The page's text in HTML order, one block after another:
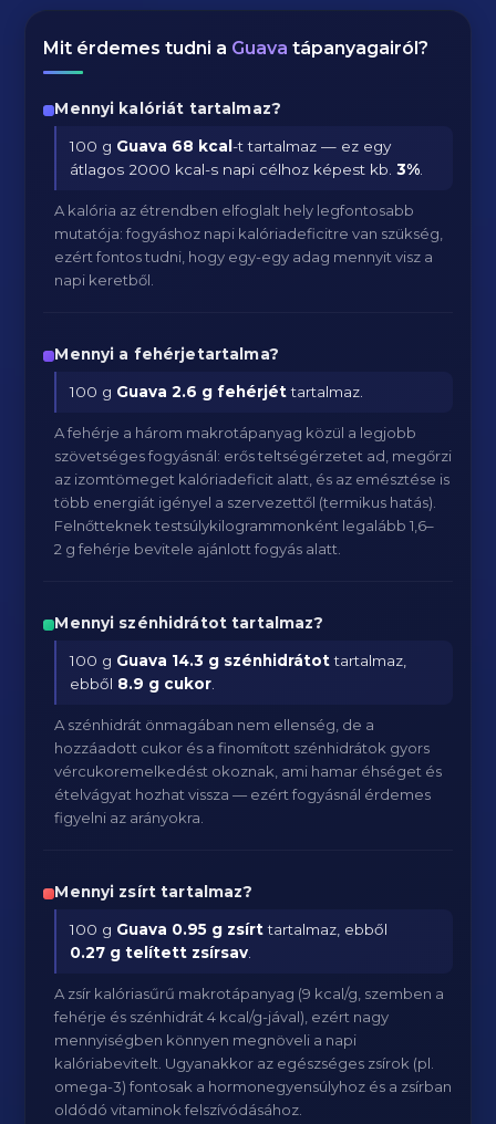
Mit érdemes tudni a Guava tápanyagairól?
Mennyi kalóriát tartalmaz?
100 g Guava 68 kcal-t tartalmaz — ez egy
átlagos 2000 kcal-s napi célhoz képest kb.3%
A kalória az étrendben elfoglalt hely legfontosabb
mutatója: fogyáshoz napi kalóriadeficitre van szükség,
ezért fontos tudni, hogy egy-egy adag mennyit visz a
napi keretből.
Mennyi a fehérjetartalma?
100 g Guava 2.6 g fehérjéttartalmaz.
A fehérje a három makrotápanyag közül a legjobb
szövetséges fogyásnál: erős teltségérzetet ad, megőrzi
az izomtömeget kalóriadeficit alatt, és az emésztése is
több energiát igényel a szervezettől (termikus hatás).
Felnőtteknek testsúlykilogrammonként legalább 1,6–
2 g fehérje bevitele ajánlott fogyás alatt.
Mennyi szénhidrátot tartalmaz?
100 g Guava 14.3 g szénhidrátottartalmaz,
ebből 8.9 g cukor
A szénhidrát önmagában nem ellenség, de a
hozzáadott cukor és a finomított szénhidrátok gyors
vércukoremelkedést okoznak, ami hamar éhséget és
ételvágyat hozhat vissza — ezért fogyásnál érdemes
figyelni az arányokra.
Mennyi zsírt tartalmaz?
100 g Guava 0.95 g zsírttartalmaz, ebből
0.27 g telített zsírsav
A zsír kalóriasűrű makrotápanyag (9 kcal/g, szemben a
fehérje és szénhidrát 4 kcal/g-jával), ezért nagy
mennyiségben könnyen megnöveli a napi
kalóriabevitelt. Ugyanakkor az egészséges zsírok (pl.
omega-3) fontosak a hormonegyensúlyhoz és a zsírban
oldódó vitaminok felszívódásához.